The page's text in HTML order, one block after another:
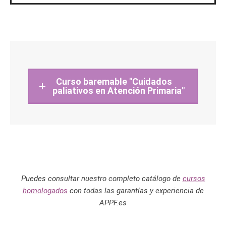
Curso baremable "Cuidados
paliativos en Atención Primaria"
Puedes consultar nuestro completo catálogo de cursos
homologados con todas las garantías y experiencia de
APPF.es